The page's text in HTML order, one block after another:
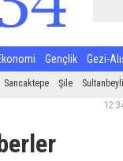
Gençlik Gezi-
Sancaktepe Şile Sultanbeyli
Şile